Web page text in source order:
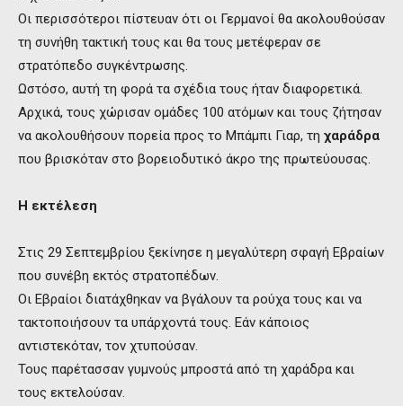
Οι περισσότεροι πίστευαν ότι οι Γερμανοί θα ακολουθούσαν
τη συνήθη τακτική τους και θα τους μετέφεραν σε
στρατόπεδο συγκέντρωσης.
Ωστόσο, αυτή τη φορά τα σχέδια τους ήταν διαφορετικά.
Αρχικά, τους χώρισαν ομάδες 100 ατόμων και τους ζήτησαν
να ακολουθήσουν πορεία προς το Μπάμπι Γιαρ, τη χαράδρα
που βρισκόταν στο βορειοδυτικό άκρο της πρωτεύουσας.
Η εκτέλεση
Στις 29 Σεπτεμβρίου ξεκίνησε η μεγαλύτερη σφαγή Εβραίων
που συνέβη εκτός στρατοπέδων.
Οι Εβραίοι διατάχθηκαν να βγάλουν τα ρούχα τους και να
τακτοποιήσουν τα υπάρχοντά τους. Εάν κάποιος
αντιστεκόταν, τον χτυπούσαν.
Τους παρέτασσαν γυμνούς μπροστά από τη χαράδρα και
τους εκτελούσαν.